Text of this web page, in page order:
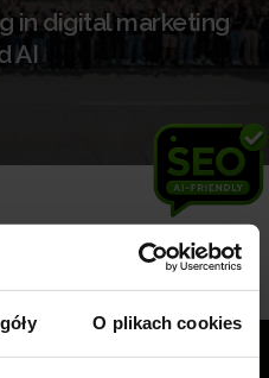
O plikach cookies
in digital marketing
AI